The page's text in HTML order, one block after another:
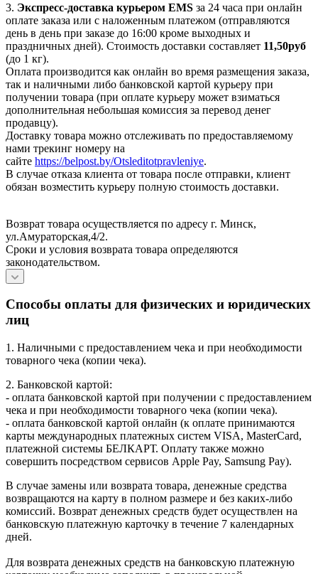
3. Экспресс-доставка курьером EMS за 24 часа при онлайн
оплате заказа или с наложенным платежом (отправляются
день в день при заказе до 16:00 кроме выходных и
праздничных дней). Стоимость доставки составляет 11,50руб
(до 1 кг).
Оплата производится как онлайн во время размещения заказа,
так и наличными либо банковской картой курьеру при
получении товара (при оплате курьеру может взиматься
дополнительная небольшая комиссия за перевод денег
продавцу).
Доставку товара можно отслеживать по предоставляемому
нами трекинг номеру на
сайте https://belpost.by/Otsleditotpravleniye.
В случае отказа клиента от товара после отправки, клиент
обязан возместить курьеру полную стоимость доставки.
Возврат товара осуществляется по адресу г. Минск,
ул.Амураторская,4/2.
Сроки и условия возврата товара определяются
законодательством.
Способы оплаты для физических и юридических
лиц
1. Наличными с предоставлением чека и при необходимости
товарного чека (копии чека).
2. Банковской картой:
- оплата банковской картой при получении с предоставлением
чека и при необходимости товарного чека (копии чека).
- оплата банковской картой онлайн (к оплате принимаются
карты международных платежных систем VISA, MasterCard,
платежной системы БЕЛКАРТ. Оплату также можно
совершить посредством сервисов Apple Pay, Samsung Pay).
В случае замены или возврата товара, денежные средства
возвращаются на карту в полном размере и без каких-либо
комиссий. Возврат денежных средств будет осуществлен на
банковскую платежную карточку в течение 7 календарных
дней.
Для возврата денежных средств на банковскую платежную